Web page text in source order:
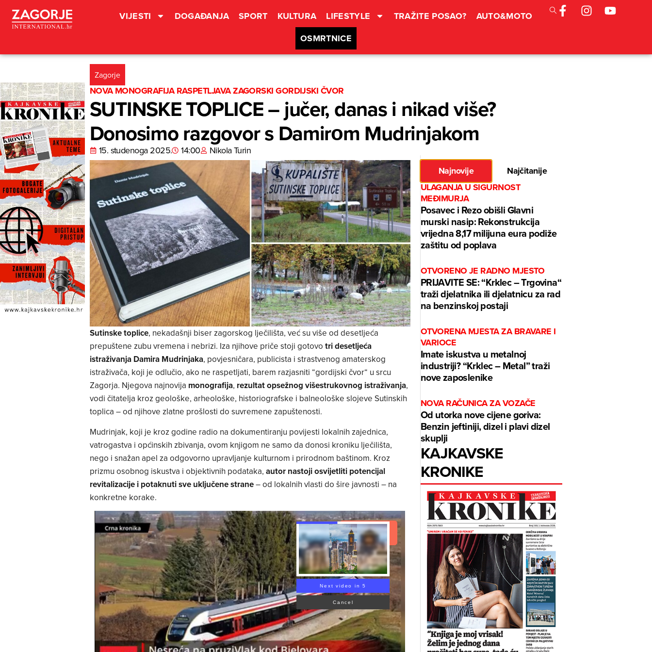
VIJESTI DOGAĐANJA SPORT KULTURA LIFESTYLE TRAŽITE POSAO?
AUTO&MOTO
OSMRTNICE
Zagorje
NOVA MONOGRAFIJA RASPETLJAVA ZAGORSKI GORDIJSKI ČVOR
SUTINSKE TOPLICE – jučer, danas i nikad više?
Donosimo razgovor s Damirоm Mudrinjakom
15. studenoga 2025. 14:00 Nikola Turin
Sutinske toplice, nekadašnji biser zagorskog lječilišta, već su više od desetljeća
prepuštene zubu vremena i nebrizi. Iza njihove priče stoji gotovo tri desetljeća
istraživanja Damira Mudrinjaka, povjesničara, publicista i strastvenog amaterskog
istraživača, koji je odlučio, ako ne raspetljati, barem razjasniti “gordijski čvor“ u srcu
Zagorja. Njegova najnovija monografija, rezultat opsežnog višestrukovnog istraživanja,
vodi čitatelja kroz geološke, arheološke, historiografske i balneološke slojeve Sutinskih
toplica – od njihove zlatne prošlosti do suvremene zapuštenosti.
Mudrinjak, koji je kroz godine radio na dokumentiranju povijesti lokalnih zajednica,
vatrogastva i općinskih zbivanja, ovom knjigom ne samo da donosi kroniku lječilišta,
nego i snažan apel za odgovorno upravljanje kulturnom i prirodnom baštinom. Kroz
prizmu osobnog iskustva i objektivnih podataka, autor nastoji osvijetliti potencijal
revitalizacije i potaknuti sve uključene strane– od lokalnih vlasti do šire javnosti – na
konkretne korake.
Read Article
Next video in 3
Cancel
Najnovije
Najčitanije
ULAGANJA U SIGURNOST
MEĐIMURJA
Posavec i Rezo obišli Glavni
murski nasip: Rekonstrukcija
vrijedna 8,17 milijuna eura podiže
zaštitu od poplava
OTVORENO JE RADNO MJESTO
PRIJAVITE SE: “Krklec – Trgovina“
traži djelatnika ili djelatnicu za rad
na benzinskoj postaji
OTVORENA MJESTA ZA BRAVARE I
VARIOCE
Imate iskustva u metalnoj
industriji? “Krklec – Metal” traži
nove zaposlenike
NOVA RAČUNICA ZA VOZAČE
Od utorka nove cijene goriva:
Benzin jeftiniji, dizel i plavi dizel
skuplji
KAJKAVSKE
KRONIKE